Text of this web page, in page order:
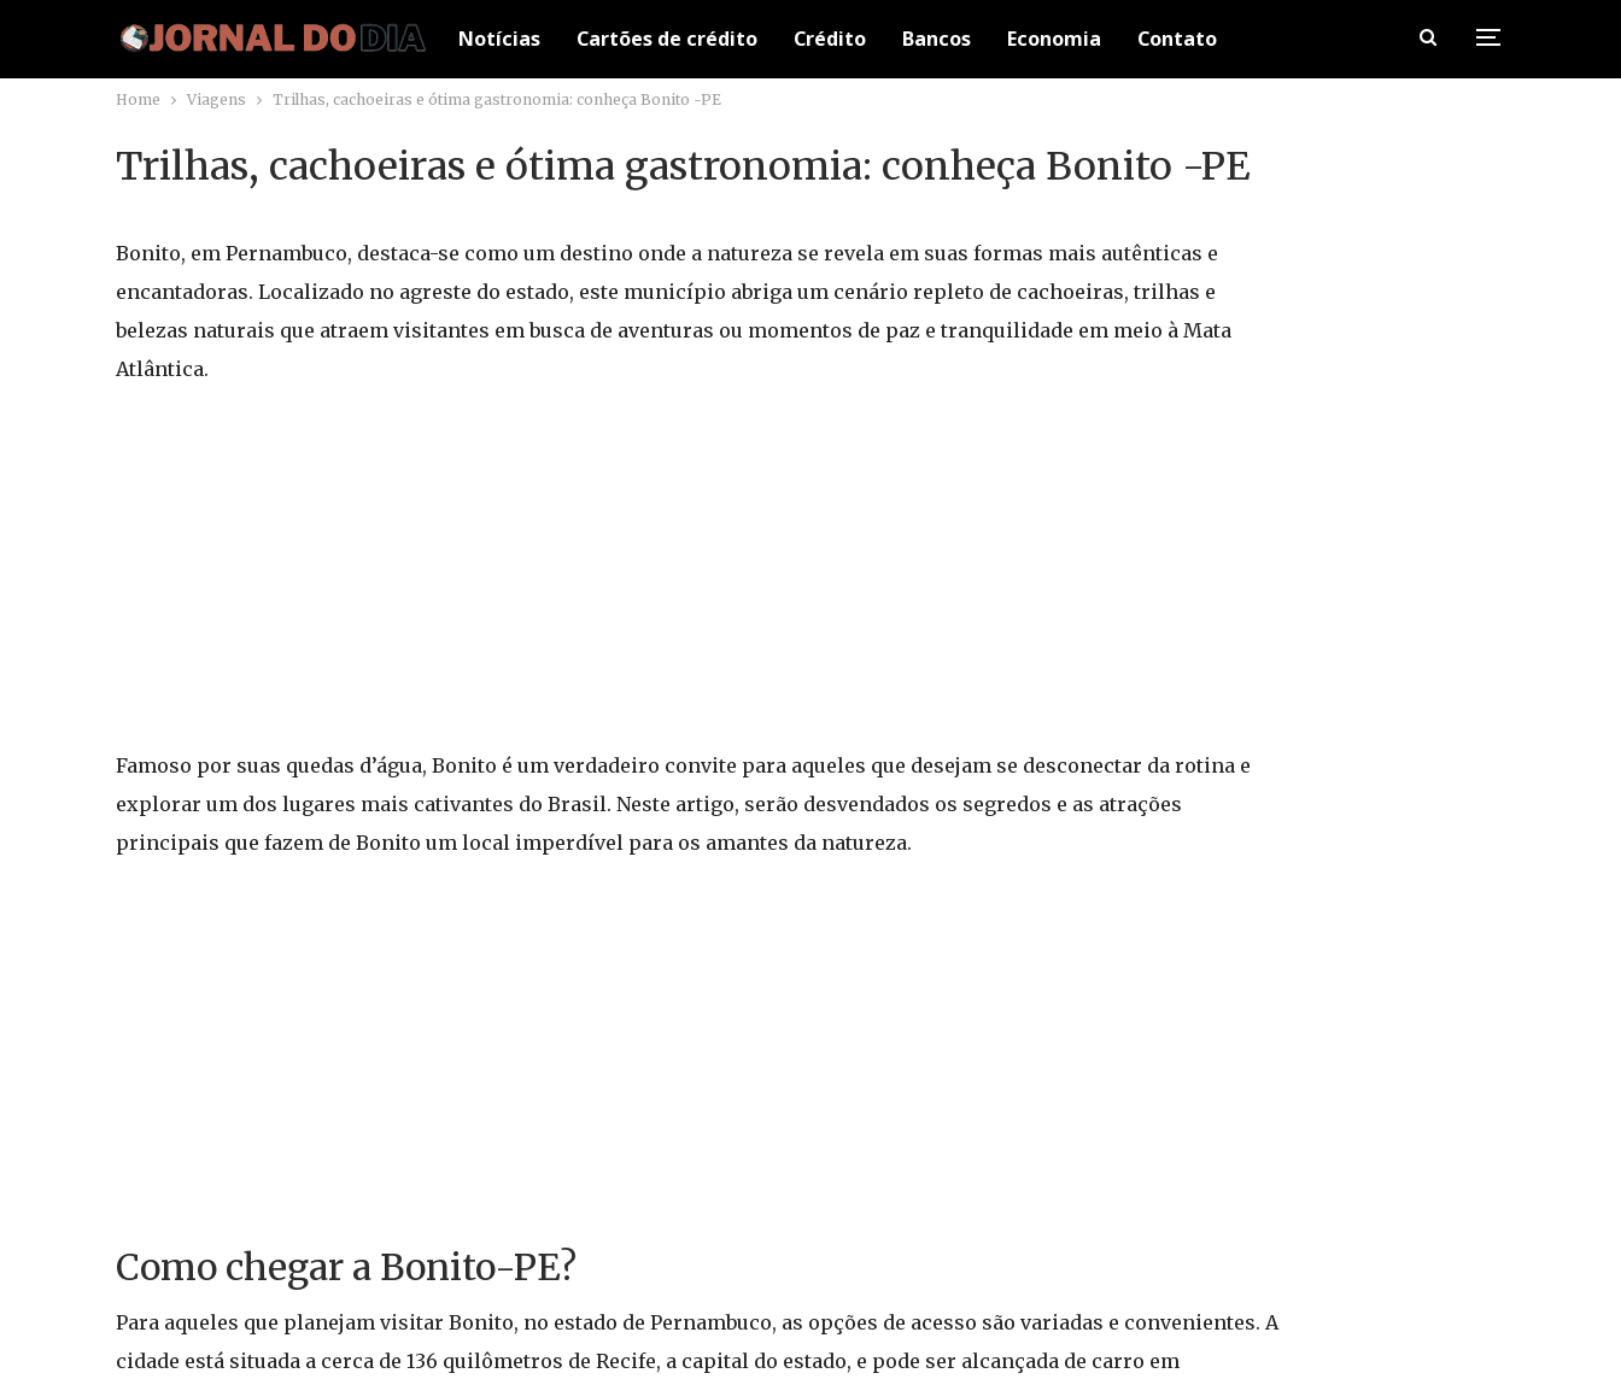
Notícias Cartões de crédito Crédito Bancos Economia Contato
Home Viagens Trilhas, cachoeiras e ótima gastronomia: conheça Bonito -PE
Trilhas, cachoeiras e ótima gastronomia: conheça Bonito -PE
Bonito, em Pernambuco, destaca-se como um destino onde a natureza se revela em suas formas mais autênticas e
encantadoras. Localizado no agreste do estado, este município abriga um cenário repleto de cachoeiras, trilhas e
belezas naturais que atraem visitantes em busca de aventuras ou momentos de paz e tranquilidade em meio à Mata
Atlântica.
Famoso por suas quedas d’água, Bonito é um verdadeiro convite para aqueles que desejam se desconectar da rotina e
explorar um dos lugares mais cativantes do Brasil. Neste artigo, serão desvendados os segredos e as atrações
principais que fazem de Bonito um local imperdível para os amantes da natureza.
Como chegar a Bonito-PE?
Para aqueles que planejam visitar Bonito, no estado de Pernambuco, as opções de acesso são variadas e convenientes. A
cidade está situada a cerca de 136 quilômetros de Recife, a capital do estado, e pode ser alcançada de carro em